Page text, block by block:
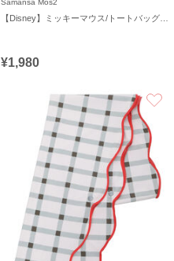
Samansa Mos2
¥1,980